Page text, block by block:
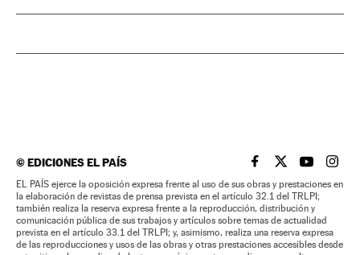
©EDICIONES EL PAÍS EL PAÍS BRASIL EN
EL PAÍSEL PAÍS
EL
EL PAÍS ejerce la oposición expresa frente al uso de sus obras y prestaciones en
la elaboración de revistas de prensa prevista en el artículo 32.1 del TRLPI;
también realiza la reserva expresa frente a la reproducción, distribución y
comunicación pública de sus trabajos y artículos sobre temas de actualidad
prevista en el artículo 33.1 del TRLPI; y, asimismo, realiza una reserva expresa
de las reproducciones y usos de las obras y otras prestaciones accesibles desde